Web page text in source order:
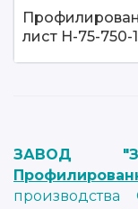
лист Н-75-750-
ЗАВОД